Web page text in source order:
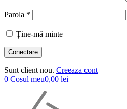
Parola *
Ține-mă minte
Sunt client nou. Creeaza cont
0 Cosul meu0,00 lei